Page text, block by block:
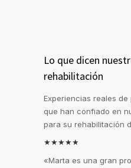
Lo que dicen
rehabilitación
Experiencias reales
que han confiado en
para su rehabilitación
★★★★★
«Marta es una gran